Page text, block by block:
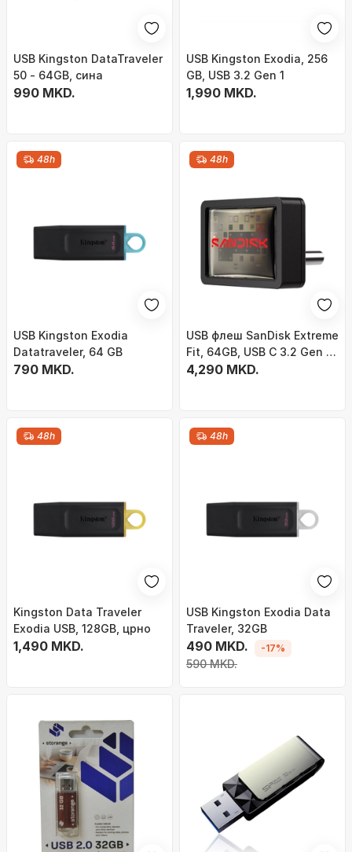
USB Kingston DataTraveler
50 - 64GB, сина
990 MKD.
USB Kingston Exodia, 256
GB, USB 3.2 Gen 1
1,990 MKD.
48h
USB Kingston Exodia
Datatraveler, 64 GB
790 MKD.
48h
USB флеш SanDisk Extreme
Fit, 64GB, USB C 3.2 Gen 1,
црна
4,290 MKD.
48h
Kingston Data Traveler
Exodia USB, 128GB, црно
1,490 MKD.
48h
USB Kingston Exodia Data
Traveler, 32GB
490 MKD.
590 MKD.
-17%